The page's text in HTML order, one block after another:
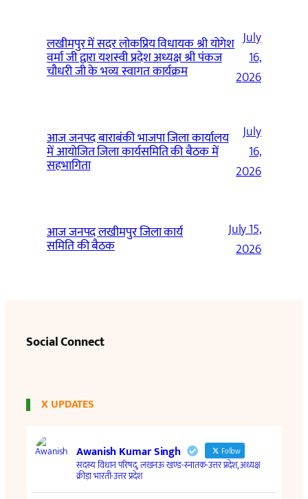
लखीमपुर में सदर लोकप्रिय विधायक श्री योगेश
वर्मा जी द्वारा यशस्वी प्रदेश अध्यक्ष श्री पंकज
चौधरी जी के भव्य स्वागत कार्यक्रम
July
16,
2026
आज जनपद बाराबंकी भाजपा जिला कार्यालय
में आयोजित जिला कार्यसमिति की बैठक में
सहभागिता
July
16,
2026
आज जनपद लखीमपुर जिला कार्य
समिति की बैठक
July 15,
2026
Social Connect
X UPDATES